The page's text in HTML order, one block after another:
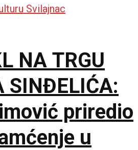
NA TRGU
SINĐELIĆA:
priredio
u